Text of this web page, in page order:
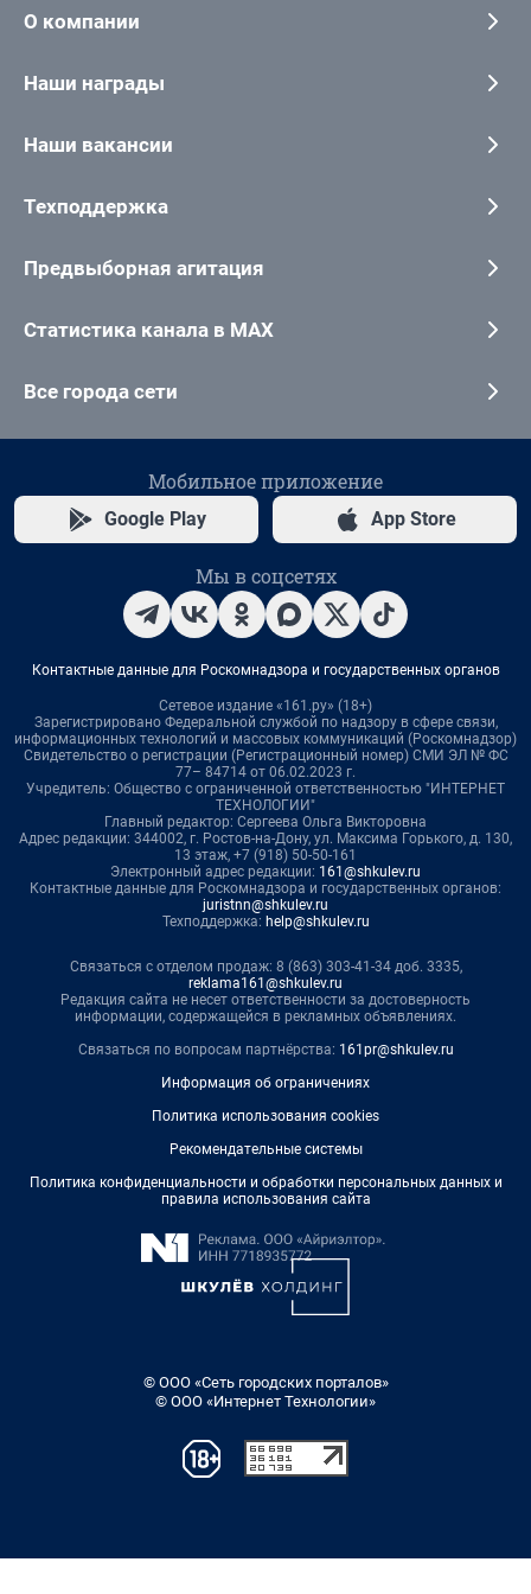
О компании
Наши награды
Наши вакансии
Техподдержка
Предвыборная агитация
Статистика канала в MAX
Все города сети
Мобильное приложение
Google Play App Store
Мы в соцсетях
Контактные данные для Роскомнадзора и государственных органов
Сетевое издание «161.ру» (18+)
Зарегистрировано Федеральной службой по надзору в сфере связи,
информационных технологий и массовых коммуникаций (Роскомнадзор)
Свидетельство о регистрации (Регистрационный номер) СМИ ЭЛ № ФС
77– 84714 от 06.02.2023 г.
Учредитель: Общество с ограниченной ответственностью "ИНТЕРНЕТ
ТЕХНОЛОГИИ"
Главный редактор: Сергеева Ольга Викторовна
Адрес редакции: 344002, г. Ростов-на-Дону, ул. Максима Горького, д. 130,
13 этаж, +7 (918) 50-50-161
Электронный адрес редакции: 161@shkulev.ru
Контактные данные для Роскомнадзора и государственных органов:
juristnn@shkulev.ru
Техподдержка: help@shkulev.ru
Связаться с отделом продаж: 8 (863) 303-41-34 доб. 3335,
reklama161@shkulev.ru
Редакция сайта не несет ответственности за достоверность
информации, содержащейся в рекламных объявлениях.
Связаться по вопросам партнёрства: 161pr@shkulev.ru
Информация об ограничениях
Политика использования cookies
Рекомендательные системы
Политика конфиденциальности и обработки персональных данных и
правила использования сайта
© ООО «Сеть городских порталов»
© ООО «Интернет Технологии»